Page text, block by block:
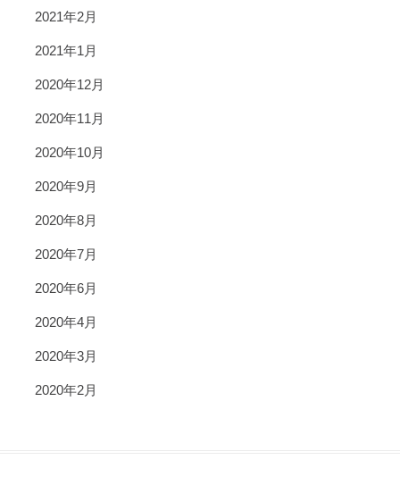
2021年2月
2021年1月
2020年12月
2020年11月
2020年10月
2020年9月
2020年8月
2020年7月
2020年6月
2020年4月
2020年3月
2020年2月